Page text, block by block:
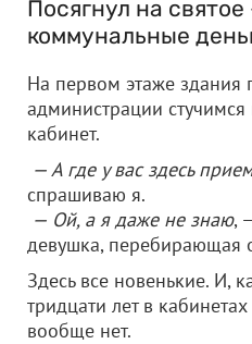
Посягнул на
коммунальные
На первом этаже здания
администрации
кабинет.
— А где у вас здесь
спрашиваю я.
— Ой, а я даже не знаю,
девушка, перебирающая
Здесь все новенькие. И,
тридцати лет в
вообще нет.